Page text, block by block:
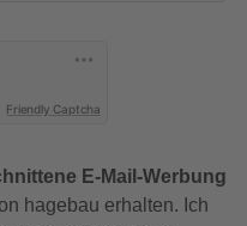
Friendly Captcha
E-Mail-Werbung
hagebau erhalten. Ich